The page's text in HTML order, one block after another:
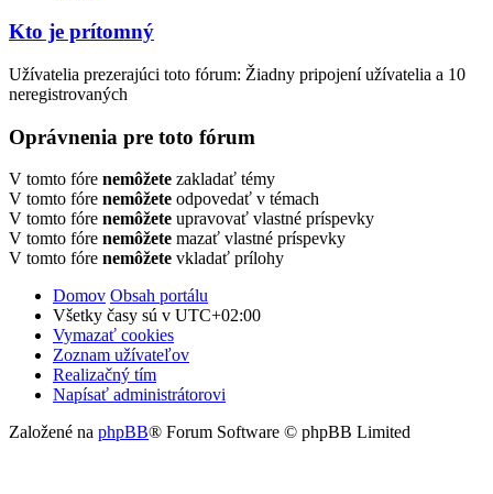
Kto je prítomný
Užívatelia prezerajúci toto fórum: Žiadny pripojení užívatelia a 10
neregistrovaných
Oprávnenia pre toto fórum
V tomto fóre nemôžete zakladať témy
V tomto fóre nemôžete odpovedať v témach
V tomto fóre nemôžete upravovať vlastné príspevky
V tomto fóre nemôžete mazať vlastné príspevky
V tomto fóre nemôžete vkladať prílohy
Domov Obsah portálu
Všetky časy sú v UTC+02:00
Vymazať cookies
Zoznam užívateľov
Realizačný tím
Napísať administrátorovi
Založené na phpBB® Forum Software © phpBB Limited